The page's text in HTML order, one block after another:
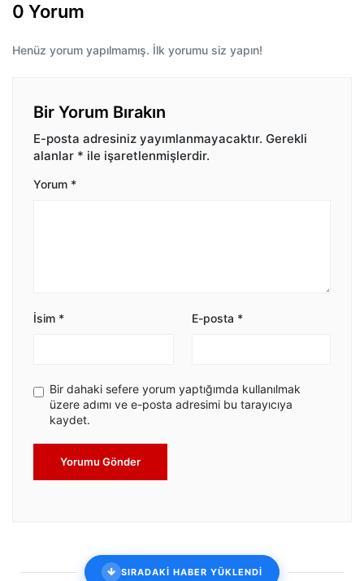
0 Yorum
Henüz yorum yapılmamış. İlk yorumu siz yapın!
Bir Yorum Bırakın
E-posta adresiniz yayımlanmayacaktır. Gerekli
alanlar * ile işaretlenmişlerdir.
Yorum *
İsim * E-posta *
Bir dahaki sefere yorum yaptığımda kullanılmak
üzere adımı ve e-posta adresimi bu tarayıcıya
kaydet.
Yorumu Gönder
SIRADAKİ HABER YÜKLENDİ